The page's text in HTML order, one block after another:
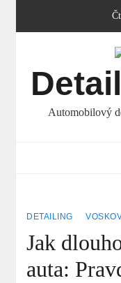
Automobilový
DETAILING
Jak
auta: